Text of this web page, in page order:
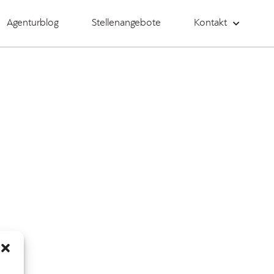
Agenturblog Stellenangebote Kontakt